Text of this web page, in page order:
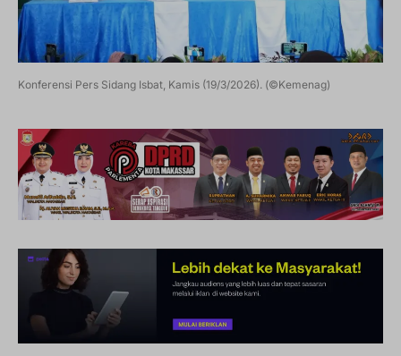
Konferensi Pers Sidang Isbat, Kamis (19/3/2026). (©Kemenag)